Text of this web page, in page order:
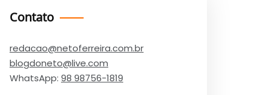
Contato
redacao@netoferreira.com.br
blogdoneto@live.com
WhatsApp: 98 98756-1819